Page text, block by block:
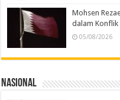
Mohsen
dalam Konflik
05/08/2026
Nasional